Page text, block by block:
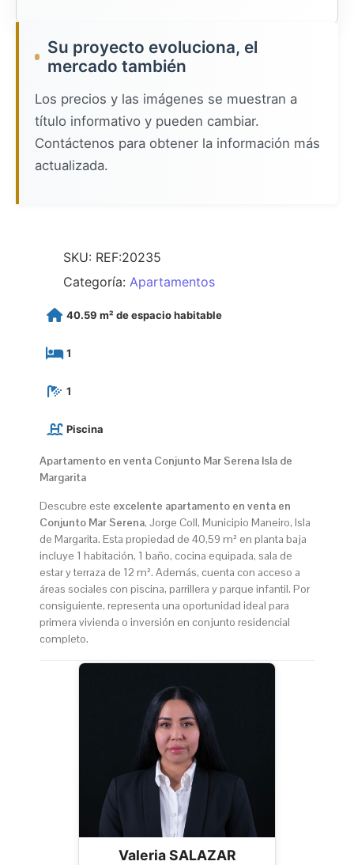
Su proyecto evoluciona, el
mercado también
Los precios y las imágenes se muestran a
título informativo y pueden cambiar.
Contáctenos para obtener la información más
actualizada.
SKU: REF:20235
Categoría: Apartamentos
40.59 m² de espacio habitable
1
1
Piscina
Apartamento en venta Conjunto Mar Serena Isla de
Margarita
Descubre este excelente apartamento en venta en
Conjunto Mar Serena, Jorge Coll, Municipio Maneiro, Isla
de Margarita. Esta propiedad de 40,59 m² en planta baja
incluye 1 habitación, 1 baño, cocina equipada, sala de
estar y terraza de 12 m². Además, cuenta con acceso a
áreas sociales con piscina, parrillera y parque infantil. Por
consiguiente, representa una oportunidad ideal para
primera vivienda o inversión en conjunto residencial
completo.
Valeria SALAZAR